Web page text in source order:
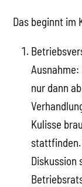
Das beginnt im
nur dann
Kulisse
stattfinden.
Diskussion